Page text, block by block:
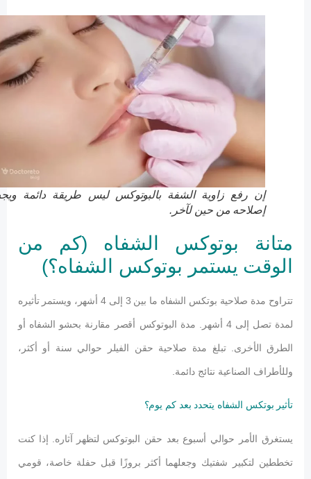
إن رفع زاوية الشفة بالبوتوكس ليس طريقة دائمة ويجب
إصلاحه من حين لآخر.
متانة بوتوكس الشفاه (كم من
الوقت يستمر بوتوكس الشفاه؟)
تتراوح مدة صلاحية بوتكس الشفاه ما بين 3 إلى 4 أشهر، ويستمر تأثيره
لمدة تصل إلى 4 أشهر. مدة البوتوكس أقصر مقارنة بحشو الشفاه أو
الطرق الأخرى. تبلغ مدة صلاحية حقن الفيلر حوالي سنة أو أكثر،
وللأطراف الصناعية نتائج دائمة.
تأثير بوتكس الشفاه يتحدد بعد كم يوم؟
يستغرق الأمر حوالي أسبوع بعد حقن البوتوكس لتظهر آثاره. إذا كنت
تخططين لتكبير شفتيك وجعلهما أكثر بروزًا قبل حفلة خاصة، قومي